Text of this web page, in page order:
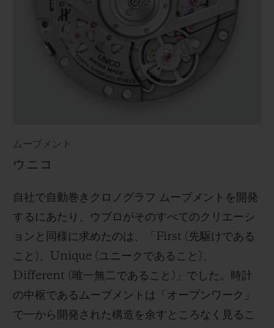
ムーブメント
ウニコ
自社で自動巻きクロノグラフ ムーブメントを開発
するにあたり、ウブロがそのすべてのクリエーシ
ョンと同様に求めたのは、「First (先駆けである
こと)、Unique (ユニークであること)、
Different (唯一無二であること)」でした。時計
の中枢であるムーブメントは「オープンワーク」
で一から開発された構造を余すところなく見るこ